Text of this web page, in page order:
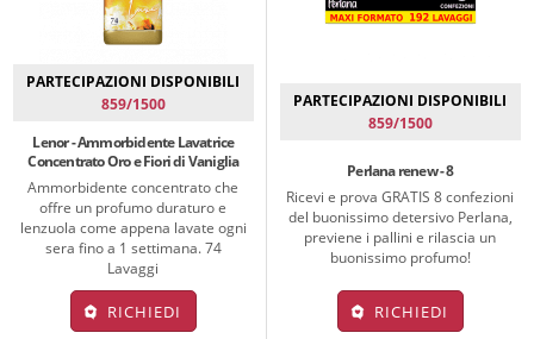
PARTECIPAZIONI DISPONIBILI
859/1500
Lenor - Ammorbidente Lavatrice
Concentrato Oro e Fiori di Vaniglia
Ammorbidente concentrato che
offre un profumo duraturo e
lenzuola come appena lavate ogni
sera fino a 1 settimana. 74
Lavaggi
RICHIEDI
PARTECIPAZIONI DISPONIBILI
859/1500
Perlana renew - 8
Ricevi e prova GRATIS 8 confezioni
del buonissimo detersivo Perlana,
previene i pallini e rilascia un
buonissimo profumo!
RICHIEDI